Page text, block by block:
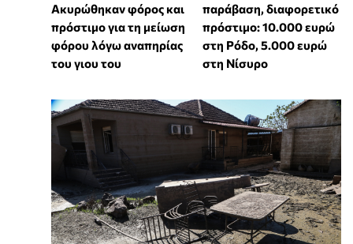
Ακυρώθηκαν φόρος και
πρόστιμο για τη μείωση
φόρου λόγω αναπηρίας
του γιου του
παράβαση, διαφορετικό
πρόστιμο: 10.000 ευρώ
στη Ρόδο, 5.000 ευρώ
στη Νίσυρο